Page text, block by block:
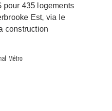
pour 435 logements
Est, via le
construction
Métro